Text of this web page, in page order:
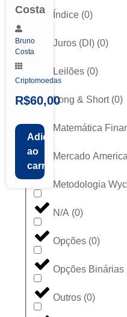
Índice (0)
Juros (DI) (0)
Leilões (0)
Long & Short (0)
Matemática
Mercado
Metodologia
N/A (0)
Opções (0)
Opções Binárias
Outros (0)
Costa
Bruno
Costa
Criptomoedas
R$60,00
Adicionar
ao
carrinho